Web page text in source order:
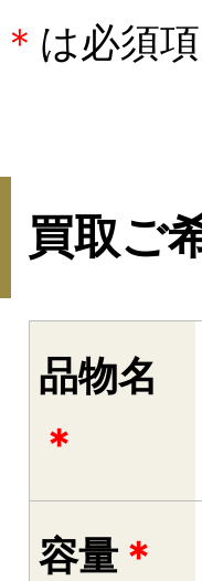
＊ は必須項
買取ご
品物名
＊
容量 ＊